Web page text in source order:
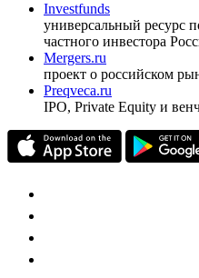
Investfunds
универсальный ресурс
частного инвестора
Mergers.ru
проект о российском
Preqveca.ru
IPO, Private Equity и